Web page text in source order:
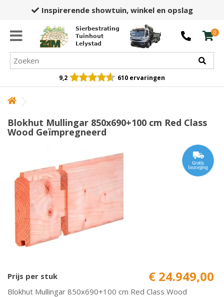
Inspirerende showtuin,winkel en opslag
Sierbestrating
Tuinhout
Lelystad
0
9,2 610 ervaringen
Blokhut Mullingar 850x690+100 cm Red Class
Wood Geïmpregneerd
Prijs per stuk € 24.949,00
Blokhut Mullingar 850x690+100 cm Red Class Wood